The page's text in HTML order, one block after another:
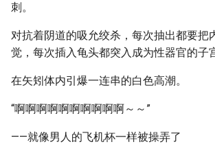
刺。
对抗着阴道的吸允绞杀，每次抽出都要把
觉，每次插入龟头都突入成为性器官的子
在矢矧体内引爆一连串的白色高潮。
“啊啊啊啊啊啊啊啊啊啊～～”
——就像男人的飞机杯一样被操弄了